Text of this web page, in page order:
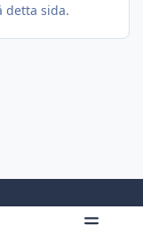
detta sida.